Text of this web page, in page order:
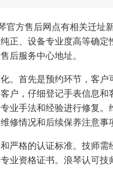
官方售后网点有相关迁
正、设备专业度高等确
后服务中心地址。
。首先是预约环节，客
户，仔细登记手表信息
业手法和经验进行修复
修情况和后续保养注意事
严格的认证标准。技师
业资格证书。浪琴认可